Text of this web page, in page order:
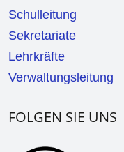
Schulleitung
Sekretariate
Lehrkräfte
Verwaltungsleitung
FOLGEN SIE UNS